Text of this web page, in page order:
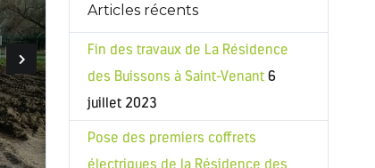
Articles récents
Fin des travaux de La Résidence
des Buissons à Saint-Venant 6
juillet 2023
Pose des premiers coffrets
électriques de la Résidence des